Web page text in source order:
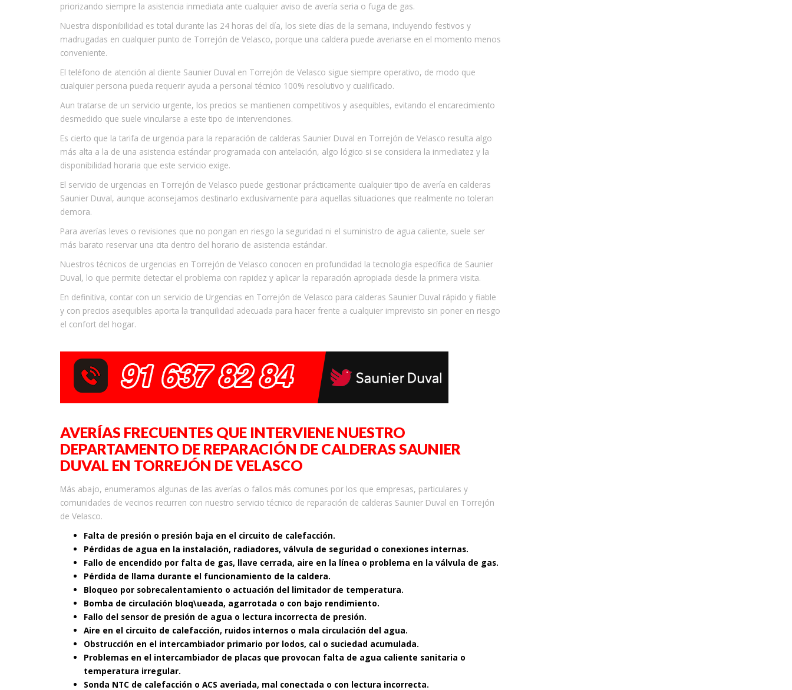
priorizando siempre la asistencia inmediata ante cualquier aviso de avería seria o fuga de gas.
Nuestra disponibilidad es total durante las 24 horas del día, los siete días de la semana, incluyendo festivos y
madrugadas en cualquier punto de Torrejón de Velasco, porque una caldera puede averiarse en el momento menos
conveniente.
El teléfono de atención al cliente Saunier Duval en Torrejón de Velasco sigue siempre operativo, de modo que
cualquier persona pueda requerir ayuda a personal técnico 100% resolutivo y cualificado.
Aun tratarse de un servicio urgente, los precios se mantienen competitivos y asequibles, evitando el encarecimiento
desmedido que suele vincularse a este tipo de intervenciones.
Es cierto que la tarifa de urgencia para la reparación de calderas Saunier Duval en Torrejón de Velasco resulta algo
más alta a la de una asistencia estándar programada con antelación, algo lógico si se considera la inmediatez y la
disponibilidad horaria que este servicio exige.
El servicio de urgencias en Torrejón de Velasco puede gestionar prácticamente cualquier tipo de avería en calderas
Saunier Duval, aunque aconsejamos destinarlo exclusivamente para aquellas situaciones que realmente no toleran
demora.
Para averías leves o revisiones que no pongan en riesgo la seguridad ni el suministro de agua caliente, suele ser
más barato reservar una cita dentro del horario de asistencia estándar.
Nuestros técnicos de urgencias en Torrejón de Velasco conocen en profundidad la tecnología específica de Saunier
Duval, lo que permite detectar el problema con rapidez y aplicar la reparación apropiada desde la primera visita.
En definitiva, contar con un servicio de Urgencias en Torrejón de Velasco para calderas Saunier Duval rápido y fiable
y con precios asequibles aporta la tranquilidad adecuada para hacer frente a cualquier imprevisto sin poner en riesgo
el confort del hogar.
AVERÍAS FRECUENTES QUE INTERVIENE NUESTRO
DEPARTAMENTO DE REPARACIÓN DE CALDERAS SAUNIER
DUVAL EN TORREJÓN DE VELASCO
Más abajo, enumeramos algunas de las averías o fallos más comunes por los que empresas, particulares y
comunidades de vecinos recurren con nuestro servicio técnico de reparación de calderas Saunier Duval en Torrejón
de Velasco.
Falta de presión o presión baja en el circuito de calefacción.
Pérdidas de agua en la instalación, radiadores, válvula de seguridad o conexiones internas.
Fallo de encendido por falta de gas, llave cerrada, aire en la línea o problema en la válvula de gas.
Pérdida de llama durante el funcionamiento de la caldera.
Bloqueo por sobrecalentamiento o actuación del limitador de temperatura.
Bomba de circulación bloq\ueada, agarrotada o con bajo rendimiento.
Fallo del sensor de presión de agua o lectura incorrecta de presión.
Aire en el circuito de calefacción, ruidos internos o mala circulación del agua.
Obstrucción en el intercambiador primario por lodos, cal o suciedad acumulada.
Problemas en el intercambiador de placas que provocan falta de agua caliente sanitaria o
temperatura irregular.
Sonda NTC de calefacción o ACS averiada, mal conectada o con lectura incorrecta.